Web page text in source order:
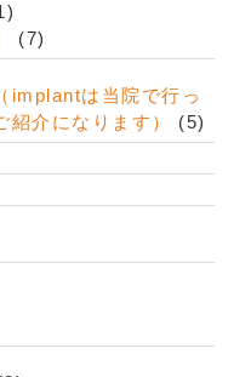
(7)
implantは当院で行っ
紹介になります）
(5)